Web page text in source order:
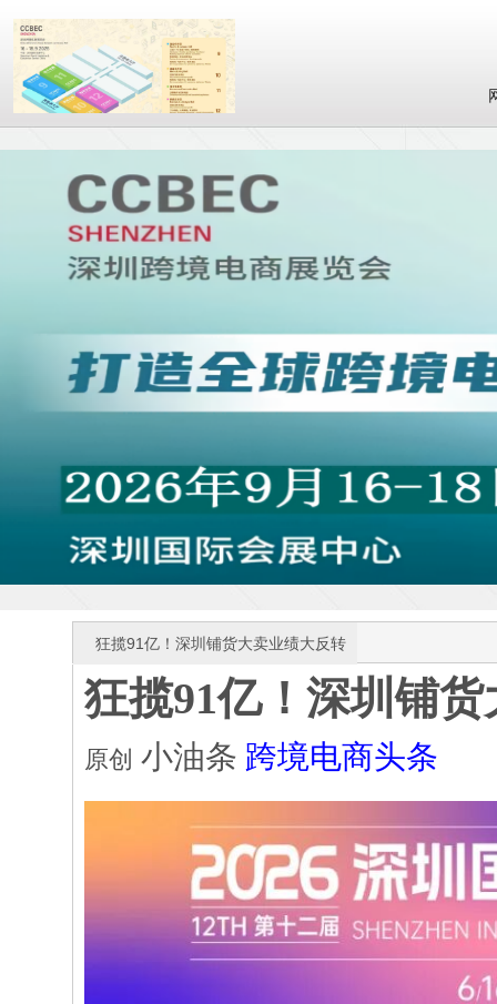
狂揽91亿！深圳铺货大卖业绩大反转
狂揽91亿！深圳铺
原创 小油条 跨境电商头条